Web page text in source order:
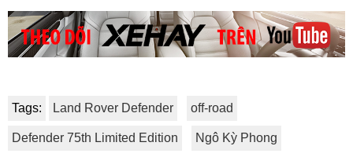
Tags: Land Rover Defender off-road
Defender 75th Limited Edition Ngô Kỳ Phong